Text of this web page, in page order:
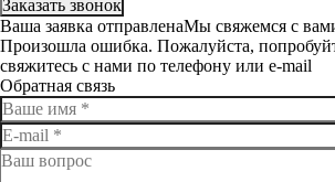
Заказать звонок
Ваша заявка отправленаМы свяжемся с
Произошла ошибка. Пожалуйста,
свяжитесь с нами по телефону или e-mail
Обратная связь